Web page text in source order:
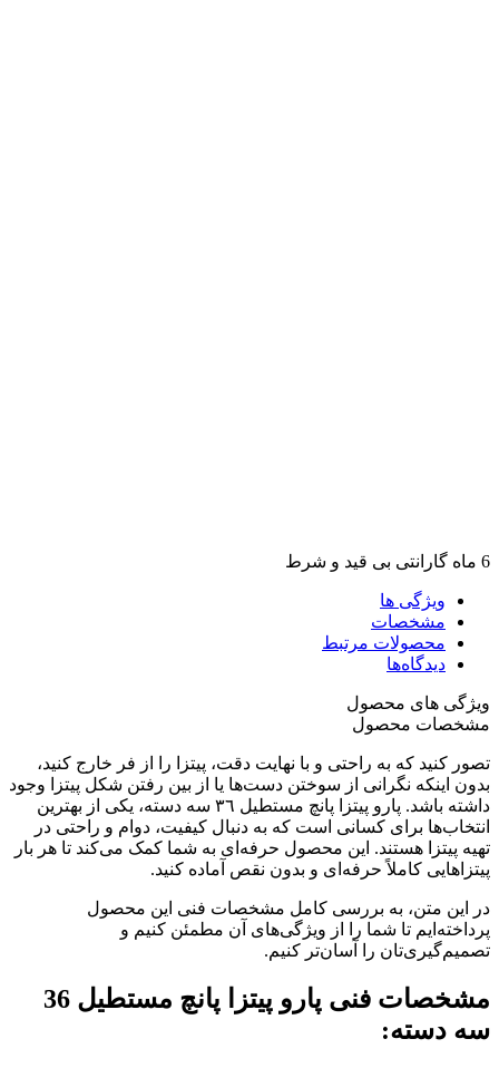
6 ماه گارانتی بی قید و شرط
ویژگی ها
مشخصات
محصولات مرتبط
دیدگاه‌ها
ویژگی های محصول
مشخصات محصول
تصور کنید که به راحتی و با نهایت دقت، پیتزا را از فر خارج کنید،
بدون اینکه نگرانی از سوختن دست‌ها یا از بین رفتن شکل پیتزا وجود
داشته باشد. پارو پيتزا پانچ مستطيل ٣٦ سه دسته، یکی از بهترین
انتخاب‌ها برای کسانی است که به دنبال کیفیت، دوام و راحتی در
تهیه پیتزا هستند. این محصول حرفه‌ای به شما کمک می‌کند تا هر بار
پیتزاهایی کاملاً حرفه‌ای و بدون نقص آماده کنید.
در این متن، به بررسی کامل مشخصات فنی این محصول
پرداخته‌ایم تا شما را از ویژگی‌های آن مطمئن کنیم و
تصمیم‌گیری‌تان را آسان‌تر کنیم.
مشخصات فنی پارو پیتزا پانچ مستطیل 36
سه دسته: